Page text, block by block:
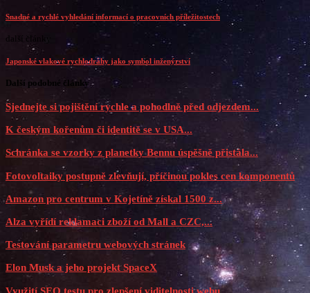
Snadné a rychlé vyhledání informací o pracovních příležitostech
další články
Japonské vlakové rychlodráhy jako symbol inženýrství
Další podobné články
Sjednejte si pojištění rychle a pohodlně před odjezdem...
K českým kořenům či identitě se v USA...
Schránka se vzorky z planetky Bennu úspěšně přistála...
Fotovoltaiky postupně zlevňují, příčinou pokles cen komponentů
Amazon pro centrum v Kojetíně získal 1500 z...
Alza vyřídí reklamaci zboží od Mall a CZC,...
Testování parametru webových stránek
Elon Musk a jeho projekt SpaceX
Využití SEO testu pro zlepšení viditelnosti webu